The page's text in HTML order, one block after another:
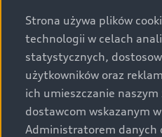
Podane kwoty są
VAT (23%), chyba że inaczej
Audi zastrzega sobie
prezentowanych wersjach.
wyposażenia mogą różnić
Strona używa plików
technologii w celach
statystycznych,
użytkowników oraz
ich umieszczanie
dostawcom wskazanym
Administratorem danych